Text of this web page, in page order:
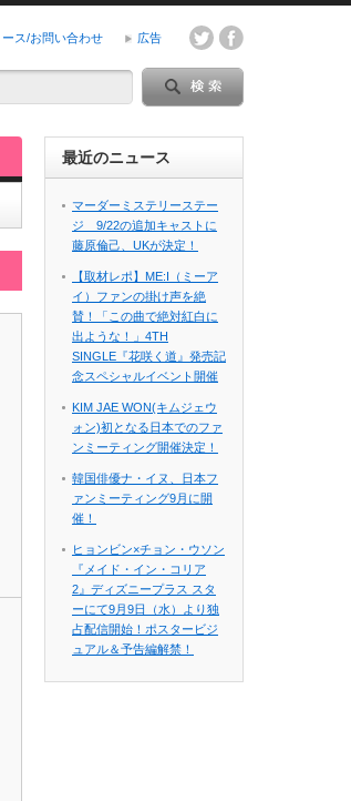
ース/お問い合わせ 広告
最近のニュース
マーダーミステリーステー
ジ 9/22の追加キャストに
藤原倫己、UKが決定！
【取材レポ】ME:I（ミーア
イ）ファンの掛け声を絶
賛！「この曲で絶対紅白に
出ような！」4TH
SINGLE『花咲く道』発売記
念スペシャルイベント開催
KIM JAE WON(キムジェウ
ォン)初となる日本でのファ
ンミーティング開催決定！
韓国俳優ナ・イヌ、日本フ
ァンミーティング9月に開
催！
ヒョンビン×チョン・ウソン
『メイド・イン・コリア
2』ディズニープラス スタ
ーにて9月9日（水）より独
占配信開始！ポスタービジ
ュアル＆予告編解禁！